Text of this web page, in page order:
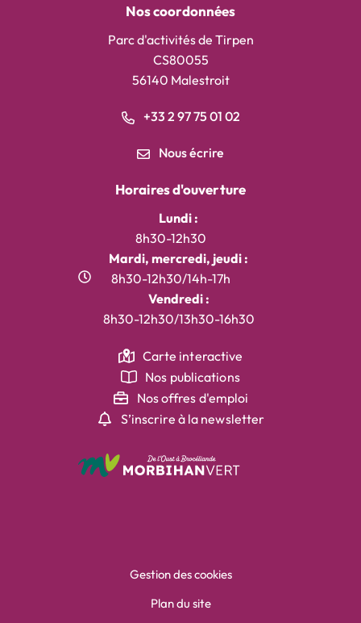
Nos coordonnées
Parc d'activités de Tirpen
CS80055
56140 Malestroit
+33 2 97 75 01 02
Nous écrire
Horaires d'ouverture
Lundi :
8h30-12h30
Mardi, mercredi, jeudi :
8h30-12h30/14h-17h
Vendredi :
8h30-12h30/13h30-16h30
Carte interactive
Nos publications
Nos offres d'emploi
S’inscrire à la newsletter
Gestion des cookies
Plan du site